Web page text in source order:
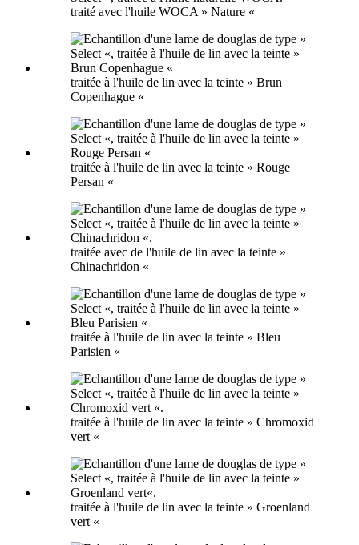
traité avec l'huile WOCA » Nature «
traitée à l'huile de lin avec la teinte » Brun
Copenhague «
traitée à l'huile de lin avec la teinte » Rouge
Persan «
traitée avec de l'huile de lin avec la teinte »
Chinachridon «
traitée à l'huile de lin avec la teinte » Bleu
Parisien «
traitée à l'huile de lin avec la teinte » Chromoxid
vert «
traitée à l'huile de lin avec la teinte » Groenland
vert «